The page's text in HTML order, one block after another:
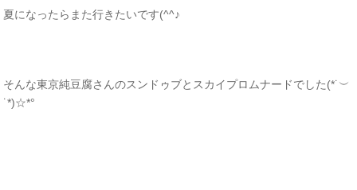
夏になったらまた行きたいです(^^♪
そんな東京純豆腐さんのスンドゥブとスカイプロムナードでした(*˙︶
˙*)☆*°